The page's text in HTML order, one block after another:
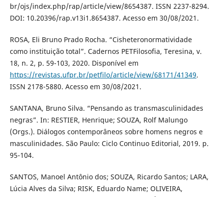
br/ojs/index.php/rap/article/view/8654387. ISSN 2237-8294.
DOI: 10.20396/rap.v13i1.8654387. Acesso em 30/08/2021.
ROSA, Eli Bruno Prado Rocha. “Cisheteronormatividade
como instituição total”. Cadernos PETFilosofia, Teresina, v.
18, n. 2, p. 59-103, 2020. Disponível em
https://revistas.ufpr.br/petfilo/article/view/68171/41349.
ISSN 2178-5880. Acesso em 30/08/2021.
SANTANA, Bruno Silva. “Pensando as transmasculinidades
negras”. In: RESTIER, Henrique; SOUZA, Rolf Malungo
(Orgs.). Diálogos contemporâneos sobre homens negros e
masculinidades. São Paulo: Ciclo Continuo Editorial, 2019. p.
95-104.
SANTOS, Manoel Antônio dos; SOUZA, Ricardo Santos; LARA,
Lúcia Alves da Silva; RISK, Eduardo Name; OLIVEIRA,